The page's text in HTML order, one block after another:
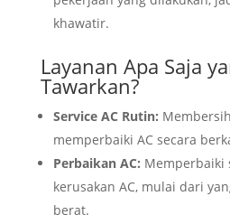
khawatir.
Layanan Apa Saja
Tawarkan?
Service AC Rutin:
memperbaiki AC secara
Perbaikan AC: Memperbaiki
kerusakan AC, mulai dari
berat.